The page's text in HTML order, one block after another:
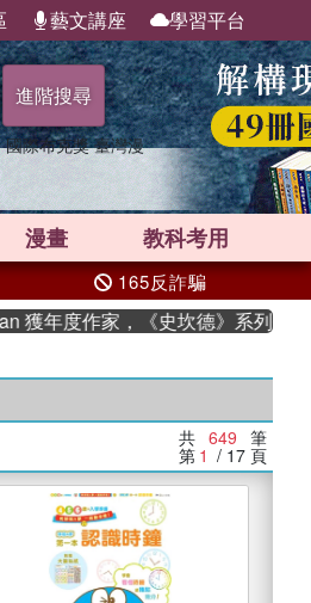
藝文講座 學習平台
進階搜尋
國際布克獎 臺灣漫
漫畫 教科考用
165反詐騙
家，《史坎德》系列帶你踏上熱血
共 649 筆
第 1 / 17 頁